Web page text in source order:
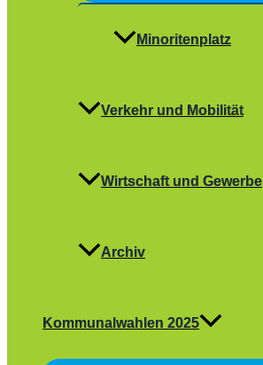
Minoritenplatz
Verkehr und Mobilität
Wirtschaft und Gewerbe
Archiv
Kommunalwahlen 2025